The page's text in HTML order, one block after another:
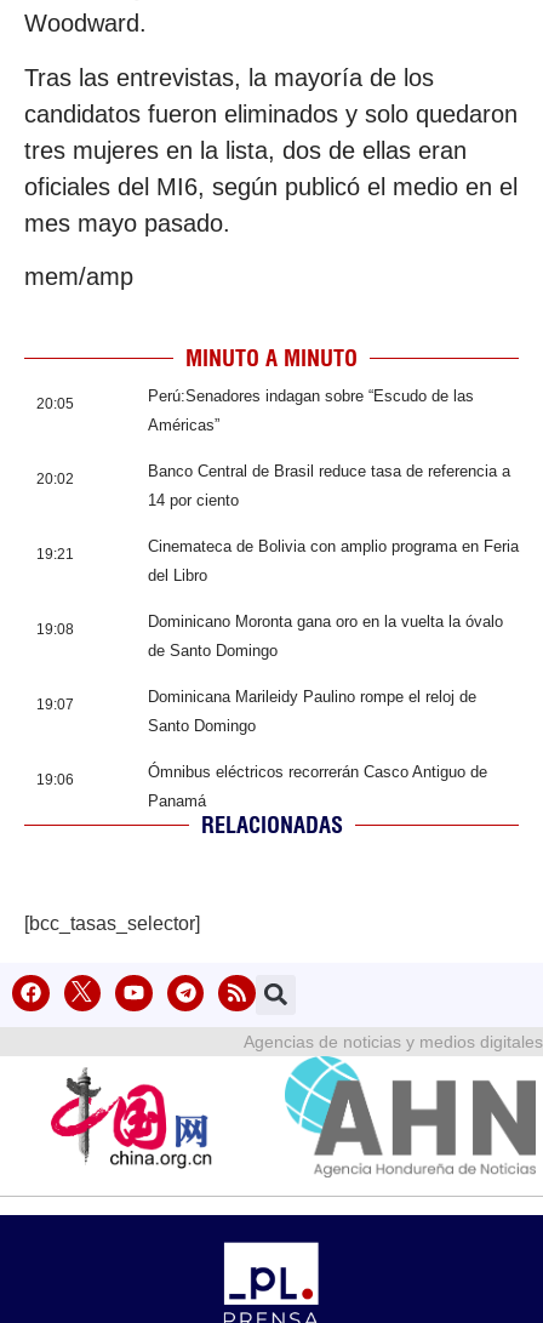
Woodward.
Tras las entrevistas, la mayoría de los
candidatos fueron eliminados y solo quedaron
tres mujeres en la lista, dos de ellas eran
oficiales del MI6, según publicó el medio en el
mes mayo pasado.
mem/amp
MINUTO A MINUTO
20:05
Perú:Senadores indagan sobre “Escudo de las
Américas”
20:02
Banco Central de Brasil reduce tasa de referencia a
14 por ciento
19:21
Cinemateca de Bolivia con amplio programa en Feria
del Libro
19:08
Dominicano Moronta gana oro en la vuelta la óvalo
de Santo Domingo
19:07
Dominicana Marileidy Paulino rompe el reloj de
Santo Domingo
19:06
Ómnibus eléctricos recorrerán Casco Antiguo de
Panamá
RELACIONADAS
[bcc_tasas_selector]
Agencias de noticias y medios digitales